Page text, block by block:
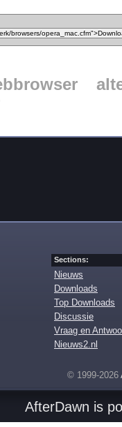
Sections:
Nieuws
Downloads
Top Downloads
Discussie
Vraag en
Nieuws2.nl
© 1999-2026
AfterDawn is